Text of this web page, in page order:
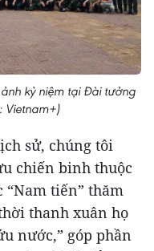
kỷ niệm tại Đài tưởng
Vietnam+)
sử, chúng tôi
chiến binh thuộc
“Nam tiến” thăm
thanh xuân họ
nước,” góp phần